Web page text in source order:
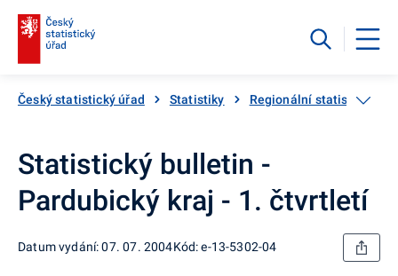
Český statistický úřad Statistiky Regionální statistiky
Statistický bulletin -
Pardubický kraj - 1. čtvrtletí
Datum vydání: 07. 07. 2004Kód: e-13-5302-04